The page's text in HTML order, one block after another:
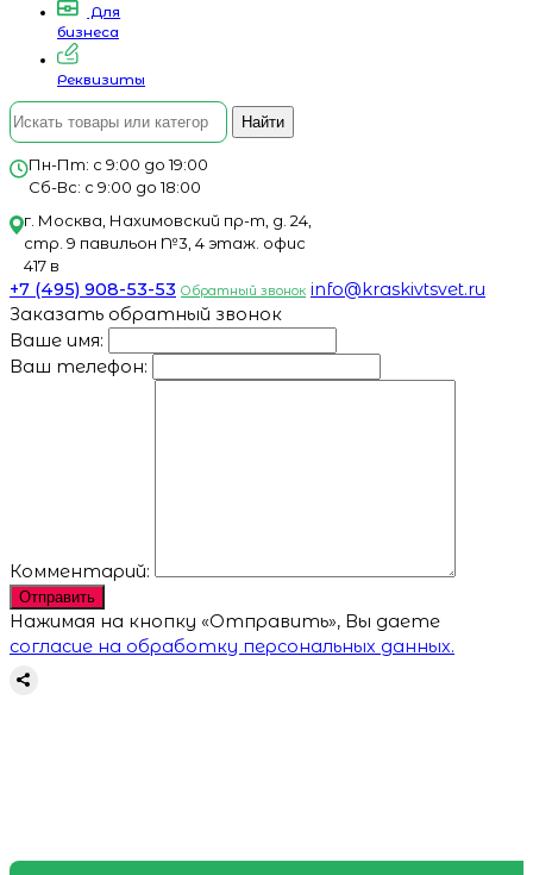
Для
бизнеса
Реквизиты
Найти
Пн-Пт: с 9:00 до 19:00
Сб-Вс: с 9:00 до 18:00
г. Москва, Нахимовский пр-т, д. 24,
стр. 9 павильон №3, 4 этаж. офис
417 в
+7 (495) 908-53-53 Обратный звонок info@kraskivtsvet.ru
Заказать обратный звонок
Ваше имя:
Ваш телефон:
Комментарий:
Отправить
Нажимая на кнопку «Отправить», Вы даете
согласие на обработку персональных данных.